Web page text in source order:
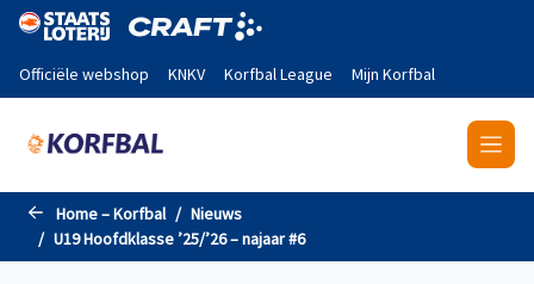
Naar de hoofdinhoud gaan
Officiële webshop KNKV Korfbal League Mijn Korfbal
Home – Korfbal
Nieuws
U19 Hoofdklasse ’25/’26 – najaar #6